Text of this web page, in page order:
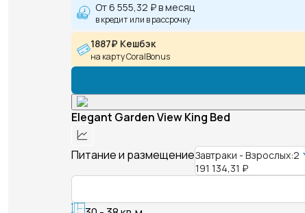
От6 555,32 ₽в месяц
в кредит или в рассрочку
1887₽ Кешбэк
на карту CoralBonus
Elegant Garden View King Bed
Питание и размещениеЗавтраки - Взрослых:2
191 134,31 ₽